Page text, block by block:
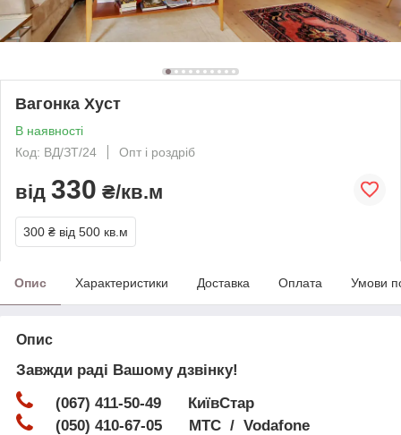
Вагонка Хуст
В наявності
Код: ВД/ЗТ/24
Опт і роздріб
від 330 ₴/кв.м
300 ₴ від 500 кв.м
Опис Характеристики Доставка Оплата Умови
Опис
Завжди раді Вашому дзвінку!
(067) 411-50-49 КиївСтар
(050) 410-67-05 МТС / Vodafone